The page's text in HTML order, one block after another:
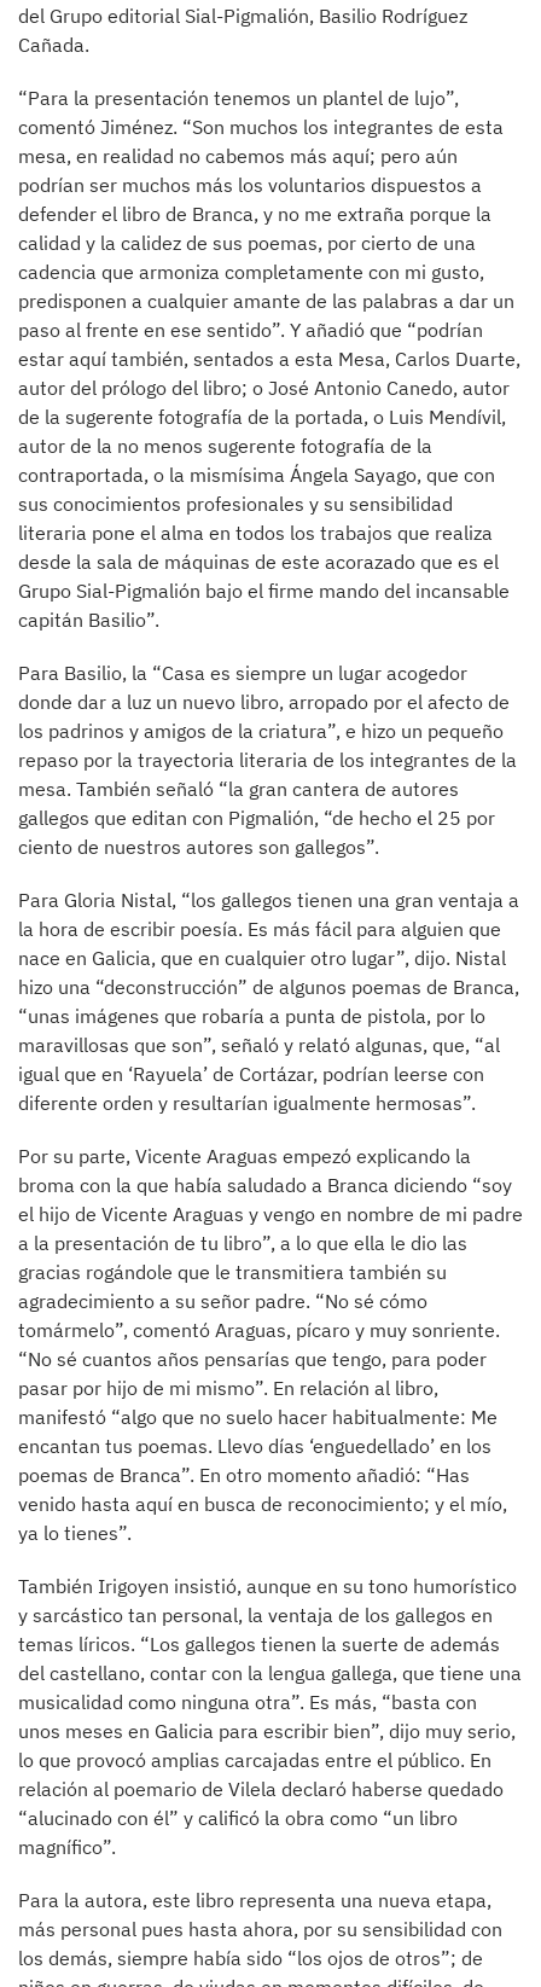
del Grupo editorial Sial-Pigmalión, Basilio Rodríguez
Cañada.
“Para la presentación tenemos un plantel de lujo”,
comentó Jiménez. “Son muchos los integrantes de esta
mesa, en realidad no cabemos más aquí; pero aún
podrían ser muchos más los voluntarios dispuestos a
defender el libro de Branca, y no me extraña porque la
calidad y la calidez de sus poemas, por cierto de una
cadencia que armoniza completamente con mi gusto,
predisponen a cualquier amante de las palabras a dar un
paso al frente en ese sentido”. Y añadió que “podrían
estar aquí también, sentados a esta Mesa, Carlos Duarte,
autor del prólogo del libro; o José Antonio Canedo, autor
de la sugerente fotografía de la portada, o Luis Mendívil,
autor de la no menos sugerente fotografía de la
contraportada, o la mismísima Ángela Sayago, que con
sus conocimientos profesionales y su sensibilidad
literaria pone el alma en todos los trabajos que realiza
desde la sala de máquinas de este acorazado que es el
Grupo Sial-Pigmalión bajo el firme mando del incansable
capitán Basilio”.
Para Basilio, la “Casa es siempre un lugar acogedor
donde dar a luz un nuevo libro, arropado por el afecto de
los padrinos y amigos de la criatura”, e hizo un pequeño
repaso por la trayectoria literaria de los integrantes de la
mesa. También señaló “la gran cantera de autores
gallegos que editan con Pigmalión, “de hecho el 25 por
ciento de nuestros autores son gallegos”.
Para Gloria Nistal, “los gallegos tienen una gran ventaja a
la hora de escribir poesía. Es más fácil para alguien que
nace en Galicia, que en cualquier otro lugar”, dijo. Nistal
hizo una “deconstrucción” de algunos poemas de Branca,
“unas imágenes que robaría a punta de pistola, por lo
maravillosas que son”, señaló y relató algunas, que, “al
igual que en ‘Rayuela’ de Cortázar, podrían leerse con
diferente orden y resultarían igualmente hermosas”.
Por su parte, Vicente Araguas empezó explicando la
broma con la que había saludado a Branca diciendo “soy
el hijo de Vicente Araguas y vengo en nombre de mi padre
a la presentación de tu libro”, a lo que ella le dio las
gracias rogándole que le transmitiera también su
agradecimiento a su señor padre. “No sé cómo
tomármelo”, comentó Araguas, pícaro y muy sonriente.
“No sé cuantos años pensarías que tengo, para poder
pasar por hijo de mi mismo”. En relación al libro,
manifestó “algo que no suelo hacer habitualmente: Me
encantan tus poemas. Llevo días ‘enguedellado’ en los
poemas de Branca”. En otro momento añadió: “Has
venido hasta aquí en busca de reconocimiento; y el mío,
ya lo tienes”.
También Irigoyen insistió, aunque en su tono humorístico
y sarcástico tan personal, la ventaja de los gallegos en
temas líricos. “Los gallegos tienen la suerte de además
del castellano, contar con la lengua gallega, que tiene una
musicalidad como ninguna otra”. Es más, “basta con
unos meses en Galicia para escribir bien”, dijo muy serio,
lo que provocó amplias carcajadas entre el público. En
relación al poemario de Vilela declaró haberse quedado
“alucinado con él” y calificó la obra como “un libro
magnífico”.
Para la autora, este libro representa una nueva etapa,
más personal pues hasta ahora, por su sensibilidad con
los demás, siempre había sido “los ojos de otros”; de